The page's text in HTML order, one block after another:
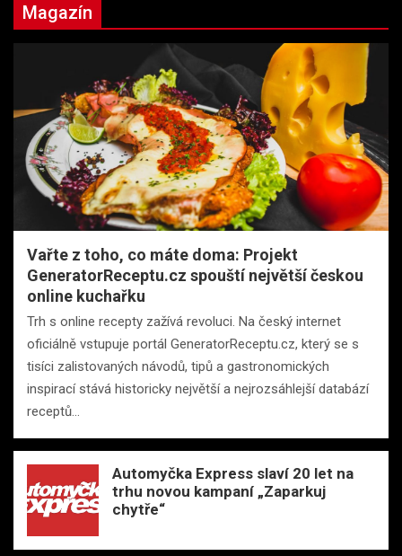
Magazín
Vařte z toho, co máte doma: Projekt
GeneratorReceptu.cz spouští největší českou
online kuchařku
Trh s online recepty zažívá revoluci. Na český internet
oficiálně vstupuje portál GeneratorReceptu.cz, který se s
tisíci zalistovaných návodů, tipů a gastronomických
inspirací stává historicky největší a nejrozsáhlejší databází
receptů…
Automyčka Express slaví 20 let na
trhu novou kampaní „Zaparkuj
chytře“